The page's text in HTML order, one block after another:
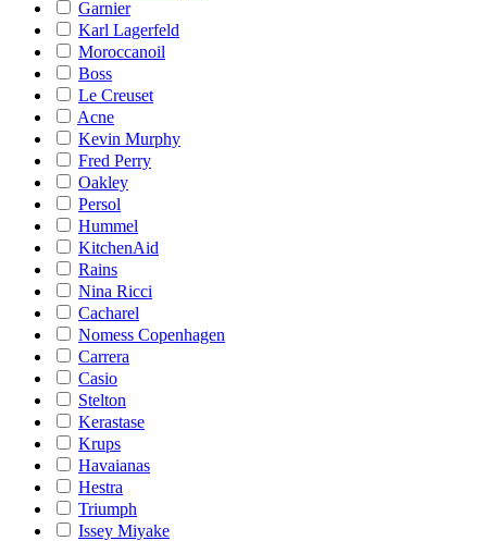
Garnier
Karl Lagerfeld
Moroccanoil
Boss
Le Creuset
Acne
Kevin Murphy
Fred Perry
Oakley
Persol
Hummel
KitchenAid
Rains
Nina Ricci
Cacharel
Nomess Copenhagen
Carrera
Casio
Stelton
Kerastase
Krups
Havaianas
Hestra
Triumph
Issey Miyake